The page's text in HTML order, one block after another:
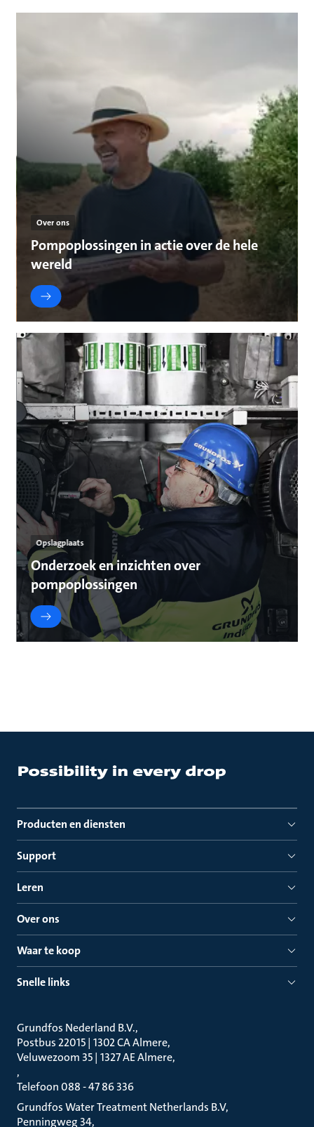
Over ons
Pompoplossingen in actie over de hele
wereld
Opslagplaats
Onderzoek en inzichten over
pompoplossingen
Producten en diensten
Support
Leren
Over ons
Waar te koop
Snelle links
Grundfos Nederland B.V.
Postbus 22015 | 1302 CA Almere
Veluwezoom 35 | 1327 AE Almere
Telefoon 088 - 47 86 336
Grundfos Water Treatment Netherlands B.V
Penningweg 34